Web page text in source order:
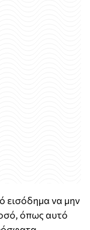
εισόδημα να μην
όπως αυτό